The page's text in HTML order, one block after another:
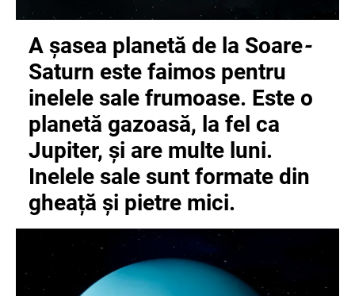
A șasea planetă de la Soare-
Saturn este faimos pentru
inelele sale frumoase. Este o
planetă gazoasă, la fel ca
Jupiter, și are multe luni.
Inelele sale sunt formate din
gheață și pietre mici.